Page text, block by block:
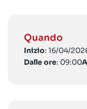
Quando
Inizio: 16/04/
Dalle ore: 09:00